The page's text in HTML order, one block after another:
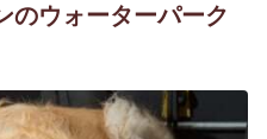
のウォーターパーク